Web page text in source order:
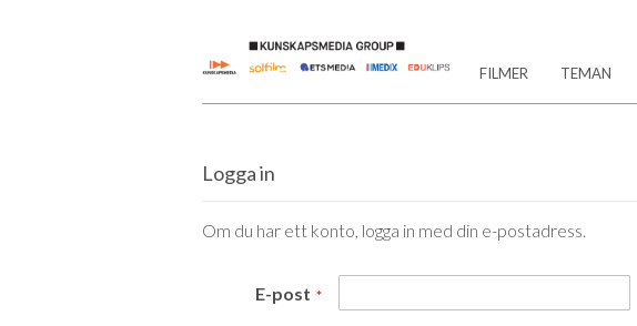
Content
FILMER TEMAN
Logga in
Om du har ett konto, logga in med din e-postadress.
E-post